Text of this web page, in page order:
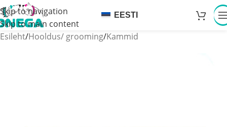
Skip to navigation
Skip to main content
EESTI
Esileht/Hooldus/ grooming/Kammid